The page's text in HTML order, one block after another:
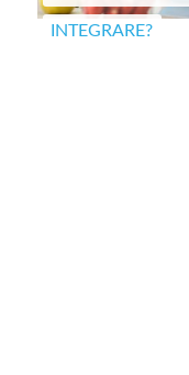
INTEGRARE?